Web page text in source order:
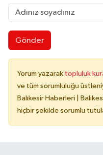
Gönder
Yorum yazarak topluluk
ve tüm sorumluluğu
Balıkesir Haberleri |
hiçbir şekilde sorumlu